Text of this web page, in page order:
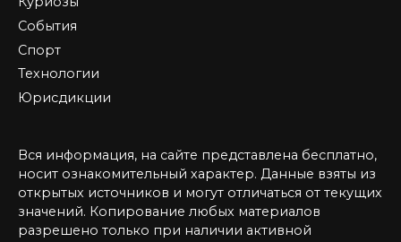
События
Спорт
Технологии
Юрисдикции
Вся информация, на сайте представлена бесплатно,
носит ознакомительный характер. Данные взяты из
открытых источников и могут отличаться от текущих
значений. Копирование любых материалов
разрешено только при наличии активной